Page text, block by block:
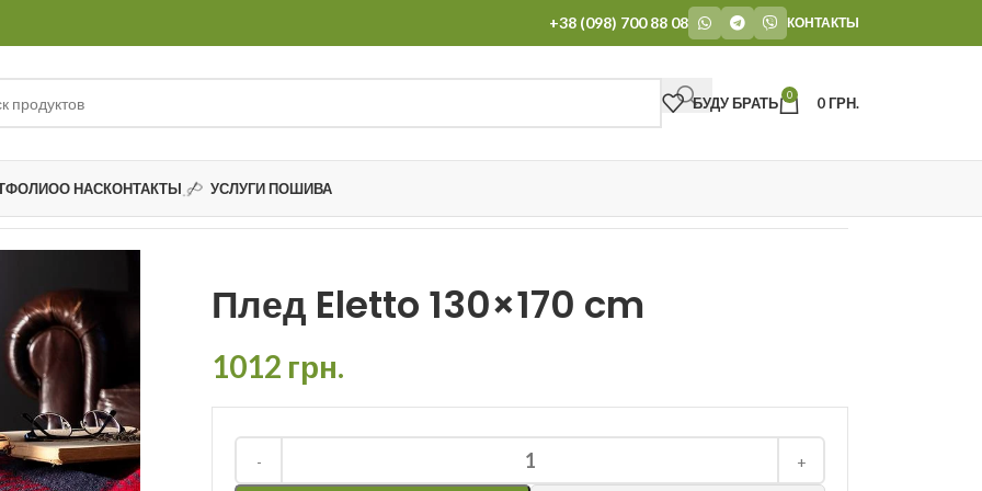
+38 (098) 700 88 08 КОНТАКТЫ
БУДУ БРАТЬ 0 0ГРН.
О НАСКОНТАКТЫ УСЛУГИ ПОШИВА
Плед Eletto 130×170 cm
1012 грн.